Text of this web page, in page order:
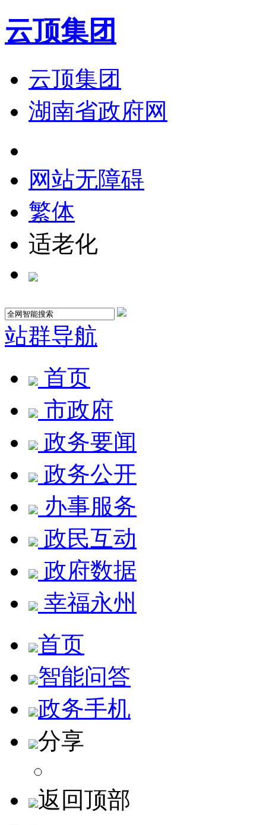
云顶集团
云顶集团
湖南省政府网
网站无障碍
繁体
适老化
站群导航
首页
市政府
政务要闻
政务公开
办事服务
政民互动
政府数据
幸福永州
首页
智能问答
政务手机
分享
返回顶部